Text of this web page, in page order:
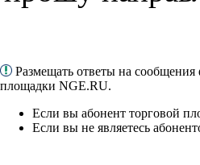
Размещать ответы на
площадки NGE.RU.
Если вы абонент торговой
Если вы не являетесь